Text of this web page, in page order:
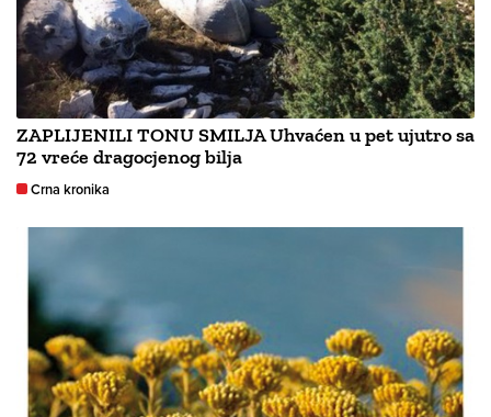
ZAPLIJENILI TONU SMILJA Uhvaćen u pet ujutro sa
72 vreće dragocjenog bilja
Crna kronika